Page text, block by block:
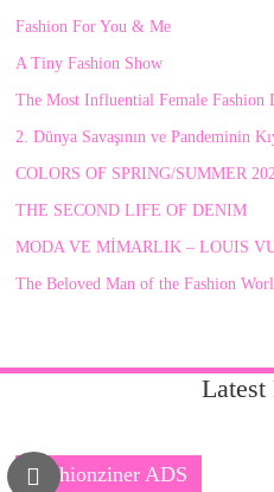
Fashion For You & Me
A Tiny Fashion Show
The Most Influential Female Fashion
2. Dünya Savaşının ve Pandeminin
COLORS OF SPRING/SUMMER
THE SECOND LIFE OF DENIM
MODA VE MİMARLIK – LOUIS
The Beloved Man of the Fashion
Latest
Fashionziner ADS